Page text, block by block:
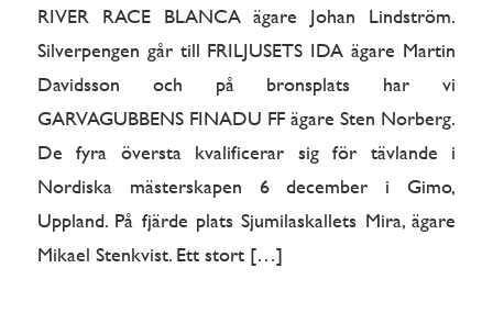
RIVER RACE BLANCA ägare Johan Lindström.
Silverpengen går till FRILJUSETS IDA ägare Martin
Davidsson och på bronsplats har vi
GARVAGUBBENS FINADU FF ägare Sten Norberg.
De fyra översta kvalificerar sig för tävlande i
Nordiska mästerskapen 6 december i Gimo,
Uppland. På fjärde plats Sjumilaskallets Mira, ägare
Mikael Stenkvist. Ett stort […]